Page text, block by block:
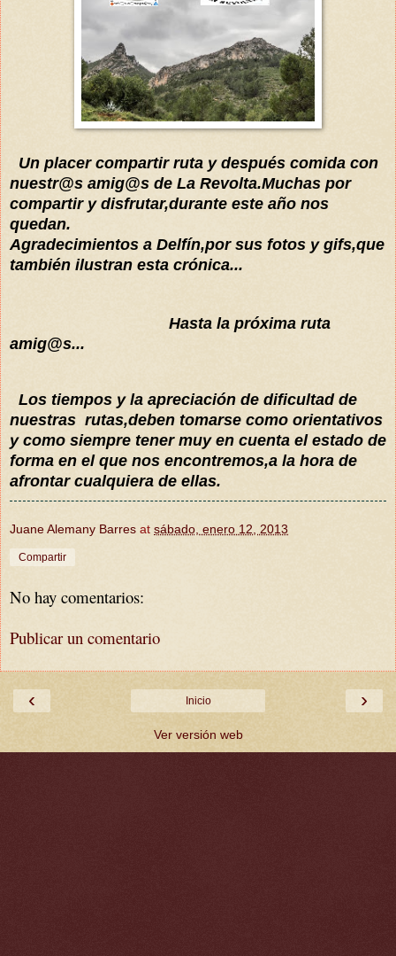
Un placer compartir ruta y después comida con
nuestr@s amig@s de La Revolta.Muchas por
compartir y disfrutar,durante este año nos
quedan.
Agradecimientos a Delfín,por sus fotos y gifs,que
también ilustran esta crónica...
Hasta la próxima ruta
amig@s...
Los tiempos y la apreciación de dificultad de
nuestras rutas,deben tomarse como orientativos
y como siempre tener muy en cuenta el estado de
forma en el que nos encontremos,a la hora de
afrontar cualquiera de ellas.
Juane Alemany Barres at sábado, enero 12, 2013
Compartir
No hay comentarios:
Publicar un comentario
‹ ›
Inicio
Ver versión web